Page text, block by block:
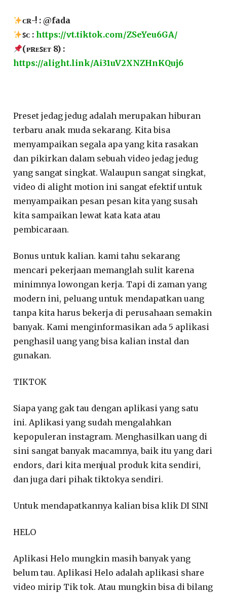
ᴄʀ-! : @fada
ꜱᴄ : https://vt.tiktok.com/ZSeYeu6GA/
(ᴘʀᴇꜱᴇᴛ 8) :
https://alight.link/Ai31uV2XNZHnKQuj6
Preset jedag jedug adalah merupakan hiburan
terbaru anak muda sekarang. Kita bisa
menyampaikan segala apa yang kita rasakan
dan pikirkan dalam sebuah video jedag jedug
yang sangat singkat. Walaupun sangat singkat,
video di alight motion ini sangat efektif untuk
menyampaikan pesan pesan kita yang susah
kita sampaikan lewat kata kata atau
pembicaraan.
Bonus untuk kalian. kami tahu sekarang
mencari pekerjaan memanglah sulit karena
minimnya lowongan kerja. Tapi di zaman yang
modern ini, peluang untuk mendapatkan uang
tanpa kita harus bekerja di perusahaan semakin
banyak. Kami menginformasikan ada 5 aplikasi
penghasil uang yang bisa kalian instal dan
gunakan.
TIKTOK
Siapa yang gak tau dengan aplikasi yang satu
ini. Aplikasi yang sudah mengalahkan
kepopuleran instagram. Menghasilkan uang di
sini sangat banyak macamnya, baik itu yang dari
endors, dari kita menjual produk kita sendiri,
dan juga dari pihak tiktokya sendiri.
Untuk mendapatkannya kalian bisa klik DI SINI
HELO
Aplikasi Helo mungkin masih banyak yang
belum tau. Aplikasi Helo adalah aplikasi share
video mirip Tik tok. Atau mungkin bisa di bilang